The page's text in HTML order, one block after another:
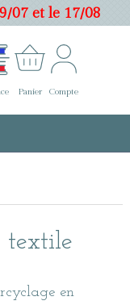
07 et le 17/08
Panier Compte
textile
en